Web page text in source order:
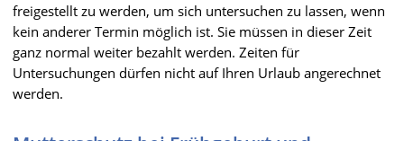
freigestellt zu werden, um sich untersuchen zu lassen, wenn
kein anderer Termin möglich ist. Sie müssen in dieser Zeit
ganz normal weiter bezahlt werden. Zeiten für
Untersuchungen dürfen nicht auf Ihren Urlaub angerechnet
werden.